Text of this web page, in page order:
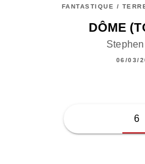
FANTASTIQUE /
DÔME
06/03/
6